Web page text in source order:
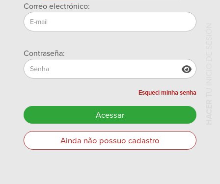
Correo electrónico:
Contraseña:
Esqueci minha senha
Acessar